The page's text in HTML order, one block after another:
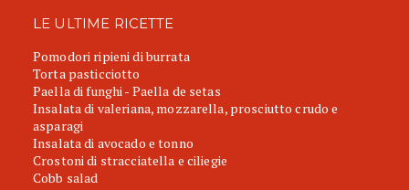
LE ULTIME RICETTE
Pomodori ripieni di burrata
Torta pasticciotto
Paella di funghi - Paella de setas
Insalata di valeriana, mozzarella, prosciutto crudo e
asparagi
Insalata di avocado e tonno
Crostoni di stracciatella e ciliegie
Cobb salad